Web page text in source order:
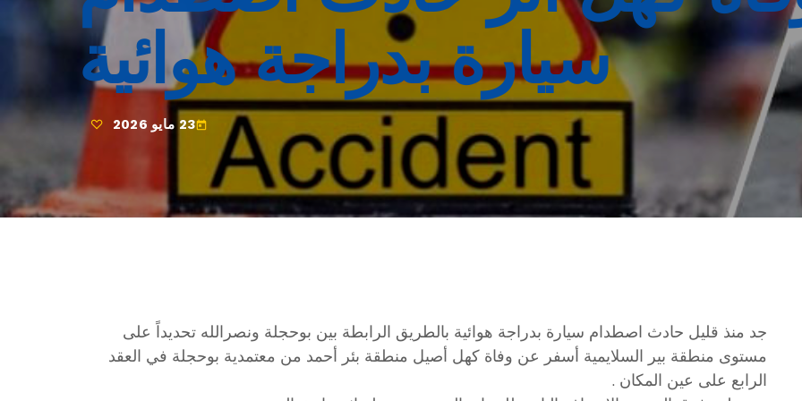
سيارة بدراجة هوائية
today 23 مايو 2026
جد منذ قليل حادث اصطدام سيارة بدراجة هوائية بالطريق الرابطة بين بوحجلة ونصرالله تحديداً على
مستوى منطقة بير السلايمية أسفر عن وفاة كهل أصيل منطقة بئر أحمد من معتمدية بوحجلة في العقد
الرابع على عين المكان .